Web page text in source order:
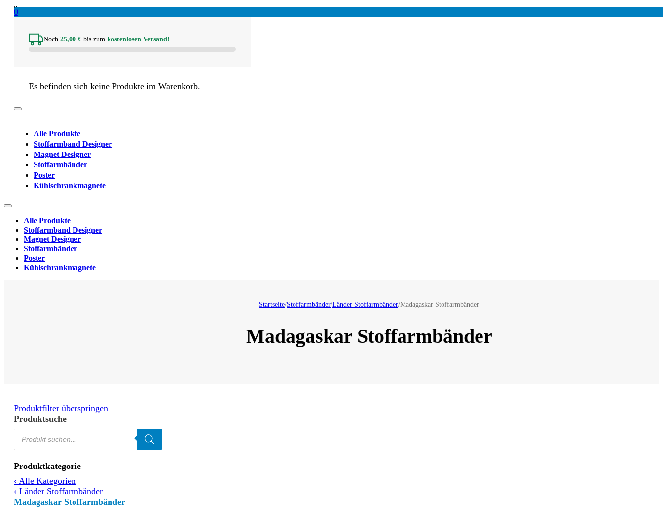
0
Noch 25,00 € bis zum kostenlosen Versand!
Es befinden sich keine Produkte im Warenkorb.
Alle Produkte
Stoffarmband Designer
Magnet Designer
Stoffarmbänder
Poster
Kühlschrankmagnete
Alle Produkte
Stoffarmband Designer
Magnet Designer
Stoffarmbänder
Poster
Kühlschrankmagnete
Startseite/Stoffarmbänder/Länder Stoffarmbänder/Madagaskar Stoffarmbänder
Madagaskar Stoffarmbänder
Produktfilter überspringen
Produktsuche
Products
search
Filtern
nach
Produktkategorie
‹ Alle Kategorien
‹ Länder Stoffarmbänder
Madagaskar Stoffarmbänder